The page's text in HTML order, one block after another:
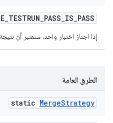
_TESTRUN_PASS_IS_PASS
إذا اجتاز اختبار واحد، سنعتبر أنّ
الطرق العامة
static MergeStrategy